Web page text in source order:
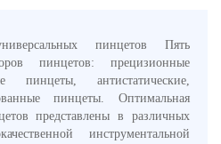
пинцетов Пять
пинцетов: прецизионные
пинцеты, антистатические,
пинцеты. Оптимальная
представлены в различных
инструментальной